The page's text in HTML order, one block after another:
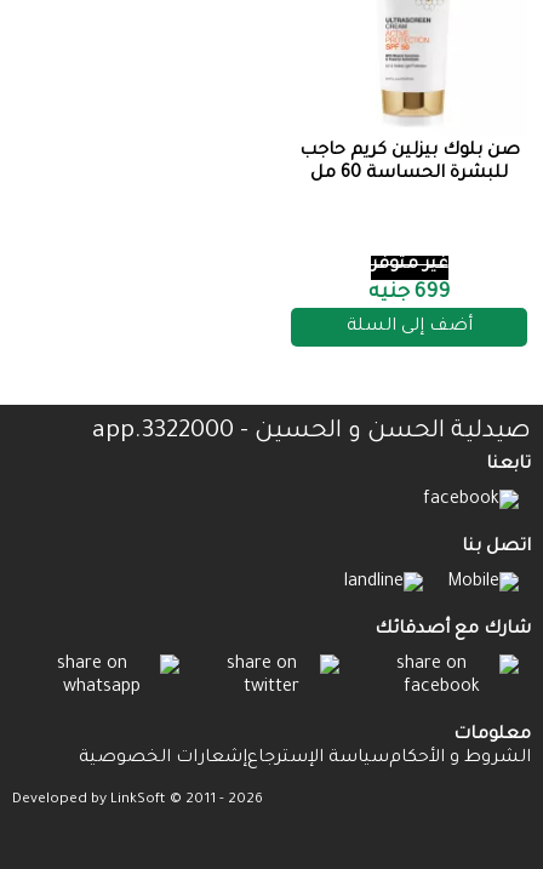
صن بلوك بيزلين كريم حاجب
للبشرة الحساسة 60 مل
غير متوفر
699 جنيه
أضف إلى السلة
صيدلية الحسن و الحسين - 3322000.app
تابعنا
اتصل بنا
شارك مع أصدقائك
معلومات
الشروط و الأحكامسياسة الإسترجاعإشعارات الخصوصية
Developed by LinkSoft © 2011 - 2026